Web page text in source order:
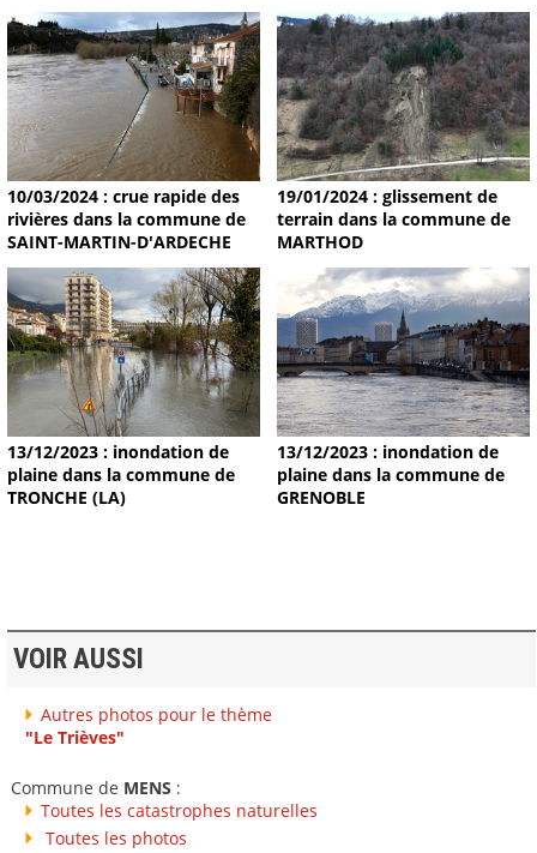
10/03/2024 : crue rapide des
rivières dans la commune de
SAINT-MARTIN-D'ARDECHE
19/01/2024 : glissement de
terrain dans la commune de
MARTHOD
13/12/2023 : inondation de
plaine dans la commune de
TRONCHE (LA)
13/12/2023 : inondation de
plaine dans la commune de
GRENOBLE
VOIR AUSSI
Autres photos pour le thème
"Le Trièves"
Commune de MENS :
Toutes les catastrophes naturelles
Toutes les photos